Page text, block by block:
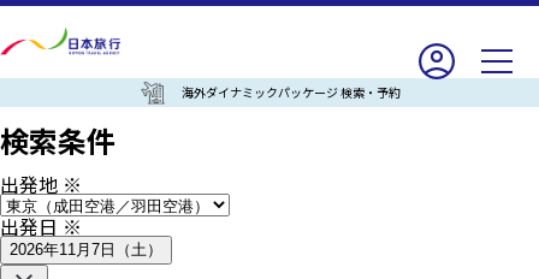
海外ダイナミックパッケージ 検索・予約
検索条件
出発地 ※
出発日※
2026年11月7日（土）